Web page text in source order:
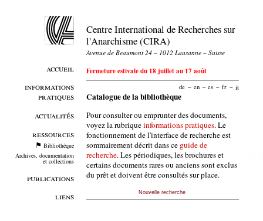
accueil
informations
pratiques
actualités
ressources
Bibliothèque
Archives, documentation
et collections
publications
liens
Centre International de Recherches sur
l'Anarchisme (CIRA)
Avenue de Beaumont 24 – 1012 Lausanne – Suisse
Fermeture estivale du 18 juillet au 17 août
de – en – es – fr – it
Catalogue de la bibliothèque
Pour consulter ou emprunter des documents,
voyez la rubriqueinformations pratiques. Le
fonctionnement de l'interface de recherche est
sommairement décrit dans ce guide de
recherche. Les périodiques, les brochures et
certains documents rares ou anciens sont exclus
du prêt et doivent être consultés sur place.
Nouvelle recherche